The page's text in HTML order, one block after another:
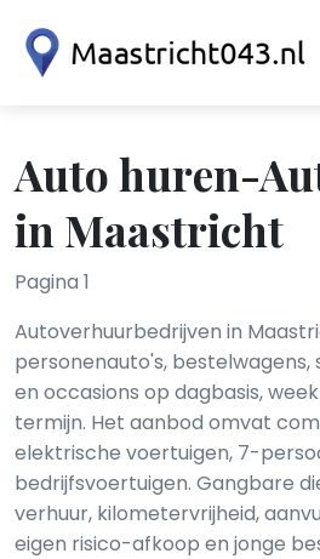
Auto huren-
in Maastricht
Pagina 1
Autoverhuurbedrijven in
personenauto's, bestelwagens,
en occasions op dagbasis,
termijn. Het aanbod omvat
elektrische voertuigen, 7-
bedrijfsvoertuigen. Gangbare
verhuur, kilometervrijheid,
eigen risico-afkoop en jonge